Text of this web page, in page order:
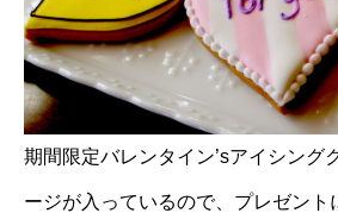
期間限定バレンタイン’sアイシング
ージが入っているので、プレゼント